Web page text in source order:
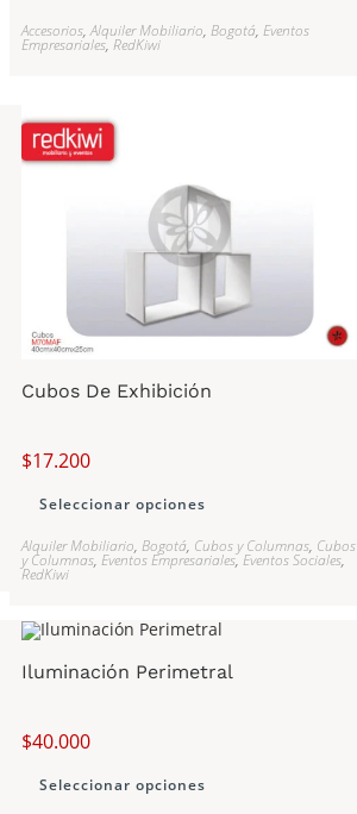
Accesorios,Alquiler Mobiliario, Bogotá, Eventos
Empresariales, RedKiwi
Cubos De Exhibición
$17.200
Seleccionar opciones
Alquiler Mobiliario, Bogotá, Cubos y Columnas, Cubos
y Columnas, Eventos Empresariales,Eventos Sociales,
RedKiwi
Iluminación Perimetral
$40.000
Seleccionar opciones